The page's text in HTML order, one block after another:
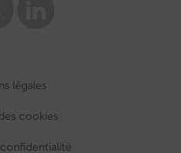
légales
cookies